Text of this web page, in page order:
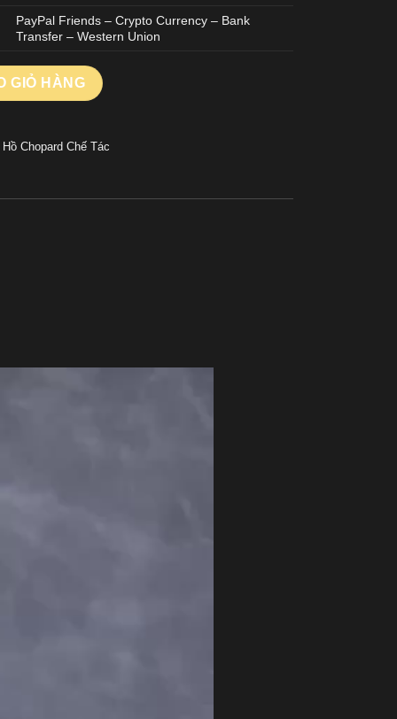
PayPal Friends – Crypto Currency – Bank
Transfer – Western Union
Mặt Xám Replica Cao Cấp Nhà Máy GH 41mm số lượng
GIỎ HÀNG
Chopard Chế Tác